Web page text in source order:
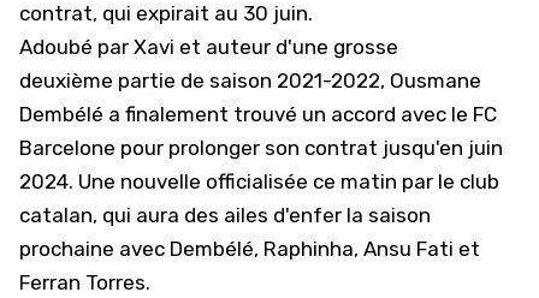
contrat, qui expirait au 30 juin.
Adoubé par Xavi et auteur d'une grosse
deuxième partie de saison 2021-2022, Ousmane
Dembélé a finalement trouvé un accord avec le FC
Barcelone pour prolonger son contrat jusqu'en juin
2024. Une nouvelle officialisée ce matin par le club
catalan, qui aura des ailes d'enfer la saison
prochaine avec Dembélé, Raphinha, Ansu Fati et
Ferran Torres.